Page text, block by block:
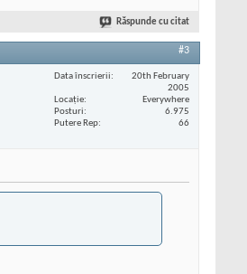
Răspunde cu citat
#3
Data înscrierii
20th February
2005
Locaţie
Everywhere
Posturi
6.975
Putere Rep
66